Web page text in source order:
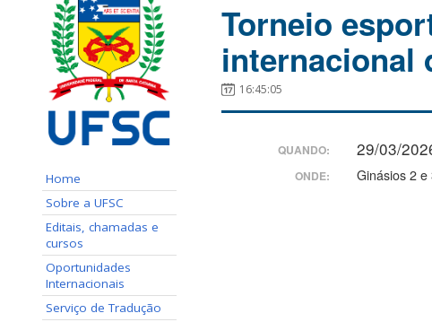
Home
Sobre a UFSC
Editais, chamadas e
cursos
Oportunidades
Internacionais
Serviço de Tradução
Torneio
internacional
16:45:05
QUANDO: 29/03/
ONDE: Ginásios 2